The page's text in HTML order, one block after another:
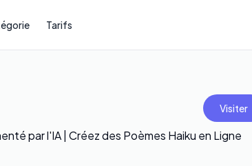
Tarifs
Visiter
par l'IA | Créez des Poèmes Haiku en Ligne